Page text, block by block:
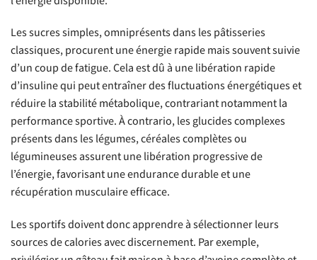
Les sucres simples, omniprésents dans les pâtisseries
classiques, procurent une énergie rapide mais souvent suivie
d’un coup de fatigue. Cela est dû à une libération rapide
d’insuline qui peut entraîner des fluctuations énergétiques et
réduire la stabilité métabolique, contrariant notamment la
performance sportive. À contrario, les glucides complexes
présents dans les légumes, céréales complètes ou
légumineuses assurent une libération progressive de
l’énergie, favorisant une endurance durable et une
récupération musculaire efficace.
Les sportifs doivent donc apprendre à sélectionner leurs
sources de calories avec discernement. Par exemple,